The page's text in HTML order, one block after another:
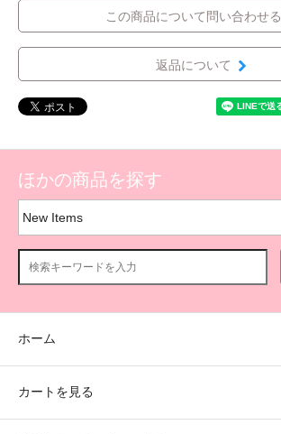
この商品について問い合わせる
返品について
ほかの商品を探す
ホーム
カートを見る